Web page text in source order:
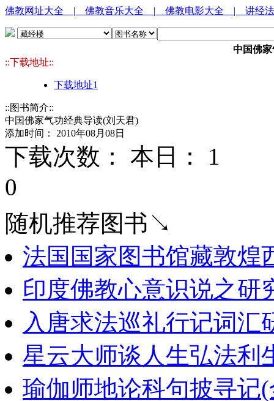
佛教网址大全 | 佛教音乐大全 | 佛教电影大全 | 讲经
中国佛
::下载地址::
下载地址1
::图书简介::
中国佛家气功经典导读(刘天君)
添加时间： 2010年08月08日
下载次数： 本日： 1
0
随机推荐图书↘
法国国家图书馆藏敦煌
印度佛教心意识说之研
入唐求法巡礼行记词汇
星云大师谈人生弘法利
瑜伽师地论科句披寻记